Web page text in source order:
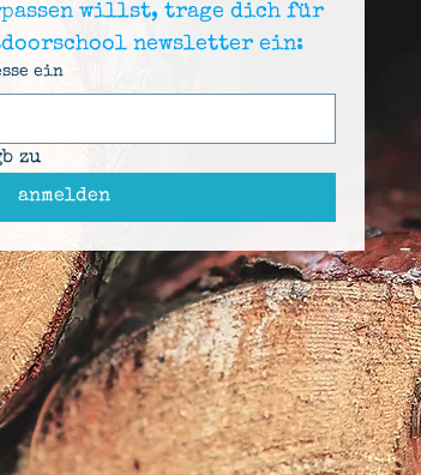
willst, trage dich für
newsletter ein:
ein
zu
anmelden